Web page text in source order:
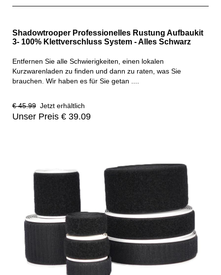
Shadowtrooper Professionelles Rustung Aufbaukit
3- 100% Klettverschluss System - Alles Schwarz
Entfernen Sie alle Schwierigkeiten, einen lokalen
Kurzwarenladen zu finden und dann zu raten, was Sie
brauchen. Wir haben es für Sie getan ....
€ 45.99 Jetzt erhältlich
Unser Preis € 39.09